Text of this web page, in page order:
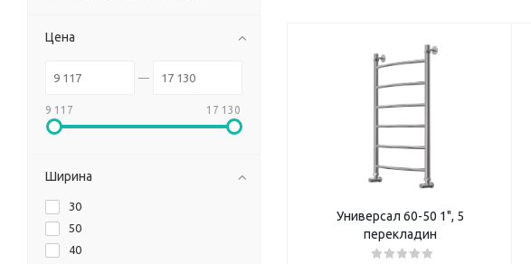
Универсал 60-50 1", 5
перекладин
Цена
9 117 17 130
Ширина
30
50
40